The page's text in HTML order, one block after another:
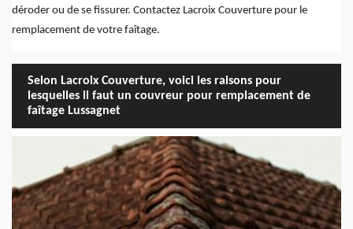
déroder ou de se fissurer. Contactez Lacroix Couverture pour le
remplacement de votre faîtage.
Selon Lacroix Couverture, voici les raisons pour
lesquelles il faut un couvreur pour remplacement de
faîtage Lussagnet